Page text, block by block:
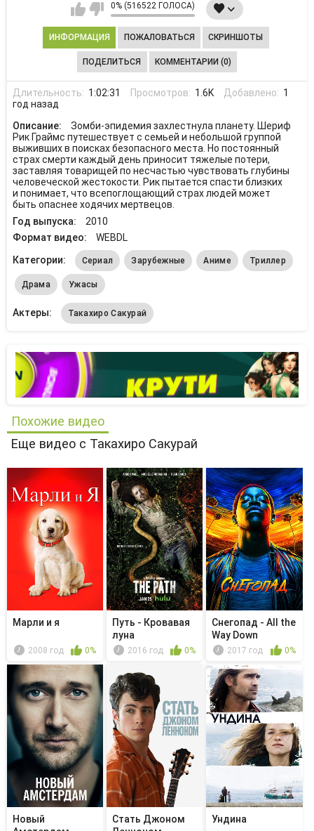
0% (516522 ГОЛОСА)
ИНФОРМАЦИЯ ПОЖАЛОВАТЬСЯ СКРИНШОТЫ
ПОДЕЛИТЬСЯ КОММЕНТАРИИ (0)
Длительность: 1:02:31 Просмотров: 1.6K Добавлено: 1
год назад
Описание:
Зомби-эпидемия захлестнула планету. Шериф
Рик Граймс путешествует с семьей и небольшой группой
выживших в поисках безопасного места. Но постоянный
страх смерти каждый день приносит тяжелые потери,
заставляя товарищей по несчастью чувствовать глубины
человеческой жестокости. Рик пытается спасти близких
и понимает, что всепоглощающий страх людей может
быть опаснее ходячих мертвецов.
Год выпуска:
2010
Формат видео:
WEBDL
Категории:
Сериал Зарубежные Аниме Триллер
Драма Ужасы
Актеры: Такахиро Сакурай
Похожие видео
Еще видео с Такахиро Сакурай
Марли и я
2008 год 0%
Путь - Кровавая
луна
2016 год 0%
Снегопад - All the
Way Down
2017 год 0%
Новый
Стать Джоном
Ундина